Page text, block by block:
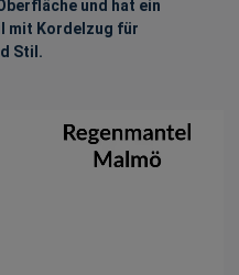
und hat ein
mit Kordelzug für
Stil.